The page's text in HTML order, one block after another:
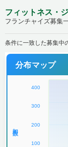
フィットネス・
フランチャイズ募集
条件に一致した募集中
分布マップ
400
300
200
100